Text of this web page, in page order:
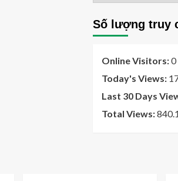
Số lượng truy
Online Visitors:0
Today's Views:
Last 30 Days
Total Views: